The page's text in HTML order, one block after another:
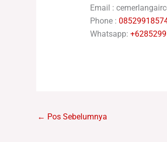
Email :
Phone :
Whatsapp:
← Pos Sebelumnya